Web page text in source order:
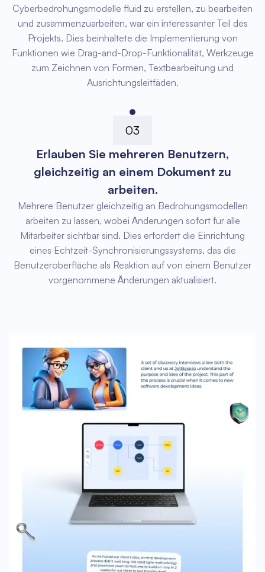
Cyberbedrohungsmodelle fluid zu erstellen, zu bearbeiten
und zusammenzuarbeiten, war ein interessanter Teil des
Projekts. Dies beinhaltete die Implementierung von
Funktionen wie Drag-and-Drop-Funktionalität, Werkzeuge
zum Zeichnen von Formen, Textbearbeitung und
Ausrichtungsleitfäden.
03
Erlauben Sie mehreren Benutzern,
gleichzeitig an einem Dokument zu
arbeiten.
Mehrere Benutzer gleichzeitig an Bedrohungsmodellen
arbeiten zu lassen, wobei Änderungen sofort für alle
Mitarbeiter sichtbar sind. Dies erfordert die Einrichtung
eines Echtzeit-Synchronisierungssystems, das die
Benutzeroberfläche als Reaktion auf von einem Benutzer
vorgenommene Änderungen aktualisiert.